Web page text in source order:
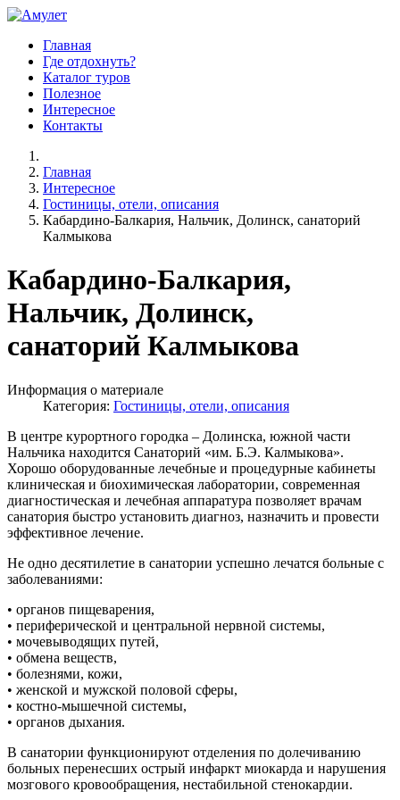
Главная
Где отдохнуть?
Каталог туров
Полезное
Интересное
Контакты
Главная
Интересное
Гостиницы, отели, описания
Кабардино-Балкария, Нальчик, Долинск, санаторий
Калмыкова
Кабардино-Балкария,
Нальчик, Долинск,
санаторий Калмыкова
Информация о материале
Категория: Гостиницы, отели, описания
В центре курортного городка – Долинска, южной части
Нальчика находится Санаторий «им. Б.Э. Калмыкова».
Хорошо оборудованные лечебные и процедурные кабинеты
клиническая и биохимическая лаборатории, современная
диагностическая и лечебная аппаратура позволяет врачам
санатория быстро установить диагноз, назначить и провести
эффективное лечение.
Не одно десятилетие в санатории успешно лечатся больные с
заболеваниями:
• органов пищеварения,
• периферической и центральной нервной системы,
• мочевыводящих путей,
• обмена веществ,
• болезнями, кожи,
• женской и мужской половой сферы,
• костно-мышечной системы,
• органов дыхания.
В санатории функционируют отделения по долечиванию
больных перенесших острый инфаркт миокарда и нарушения
мозгового кровообращения, нестабильной стенокардии.